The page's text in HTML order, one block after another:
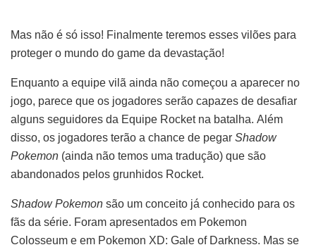
Mas não é só isso! Finalmente teremos esses vilões para
proteger o mundo do game da devastação!
Enquanto a equipe vilã ainda não começou a aparecer no
jogo, parece que os jogadores serão capazes de desafiar
alguns seguidores da Equipe Rocket na batalha. Além
disso, os jogadores terão a chance de pegar Shadow
Pokemon (ainda não temos uma tradução) que são
abandonados pelos grunhidos Rocket.
Shadow Pokemon são um conceito já conhecido para os
fãs da série. Foram apresentados em Pokemon
Colosseum e em Pokemon XD: Gale of Darkness. Mas se